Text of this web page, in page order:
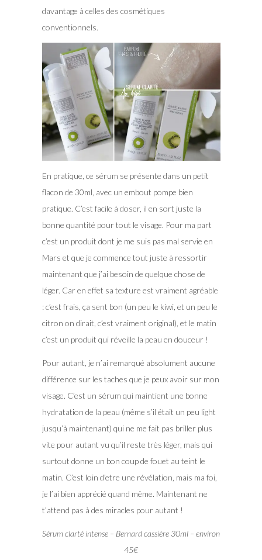
davantage à celles des cosmétiques
conventionnels.
En pratique, ce sérum se présente dans un petit
flacon de 30ml, avec un embout pompe bien
pratique. C’est facile à doser, il en sort juste la
bonne quantité pour tout le visage. Pour ma part
c’est un produit dont je me suis pas mal servie en
Mars et que je commence tout juste à ressortir
maintenant que j’ai besoin de quelque chose de
léger. Car en effet sa texture est vraiment agréable
: c’est frais, ça sent bon (un peu le kiwi, et un peu le
citron on dirait, c’est vraiment original), et le matin
c’est un produit qui réveille la peau en douceur !
Pour autant, je n’ai remarqué absolument aucune
différence sur les taches que je peux avoir sur mon
visage. C’est un sérum qui maintient une bonne
hydratation de la peau (même s’il était un peu light
jusqu’à maintenant) qui ne me fait pas briller plus
vite pour autant vu qu’il reste très léger, mais qui
surtout donne un bon coup de fouet au teint le
matin. C’est loin d’etre une révélation, mais ma foi,
je l’ai bien apprécié quand même. Maintenant ne
t’attend pas à des miracles pour autant !
Sérum clarté intense – Bernard cassière 30ml – environ
45€